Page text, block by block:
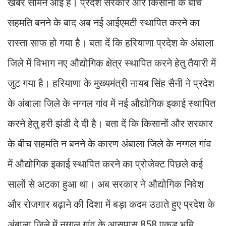
सहमति बनने के बाद अब नई आईएमटी स्थापित करने का
रास्ता साफ हो गया है। बता दें कि हरियाणा प्रदेश के अंबाला
जिले में विभाग नए औद्योगिक क्षेत्र स्थापित करने हेतु तैयारी में
जुट गया है। हरियाणा के मुख्यमंत्री नायब सिंह सैनी ने प्रदेश
के अंबाला जिले के नग्गल गांव में नई औद्योगिक इकाई स्थापित
करने हेतु हरी झंडी दे दी है। बता दें कि किसानों और सरकार
के बीच सहमति न बनने के कारण अंबाला जिले के नग्गल गांव
में औद्योगिक इकाई स्थापित करने का प्रोजेक्ट पिछले कई
सालों से अटका हुआ था। अब सरकार ने औद्योगिक निवेश
और रोजगार बढ़ाने की दिशा में बड़ा कदम उठाते हुए प्रदेश के